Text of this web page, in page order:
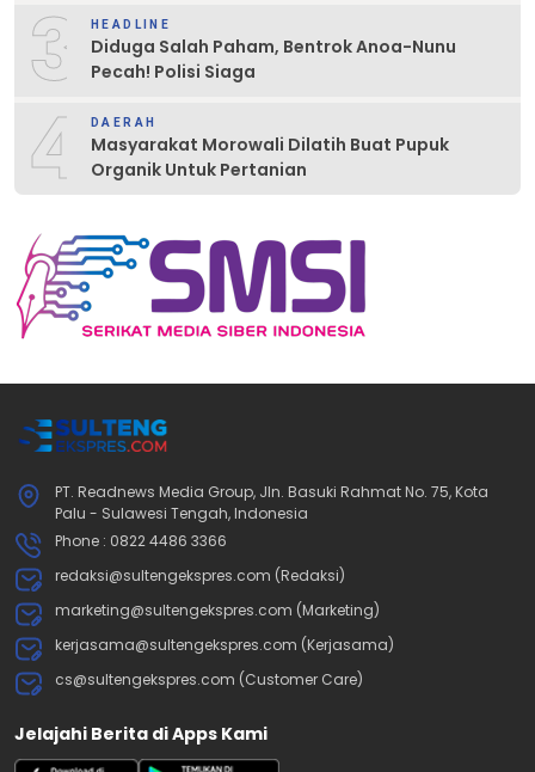
3 HEADLINE
Diduga Salah Paham, Bentrok Anoa-Nunu
Pecah! Polisi Siaga
4 DAERAH
Masyarakat Morowali Dilatih Buat Pupuk
Organik Untuk Pertanian
PT. Readnews Media Group, Jln. Basuki Rahmat No. 75, Kota
Palu - Sulawesi Tengah, Indonesia
Phone : 0822 4486 3366
redaksi@sultengekspres.com (Redaksi)
marketing@sultengekspres.com (Marketing)
kerjasama@sultengekspres.com (Kerjasama)
cs@sultengekspres.com (Customer Care)
Jelajahi Berita di Apps Kami